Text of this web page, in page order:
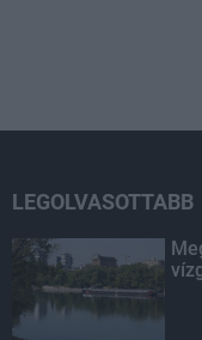
LEGOLVASOTTABB